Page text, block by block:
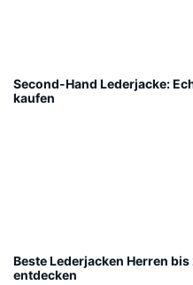
Second-Hand Lederjacke:
kaufen
Beste Lederjacken Herren
entdecken